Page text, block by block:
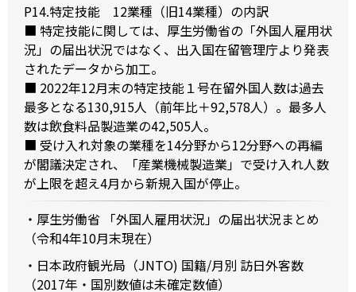
P14.特定技能 12業種（旧14業種）の内訳
■ 特定技能に関しては、厚生労働省の「外国人雇用状
況」の届出状況ではなく、出入国在留管理庁より発表
されたデータから加工。
■ 2022年12月末の特定技能１号在留外国人数は過去
最多となる130,915人（前年比＋92,578人）。最多人
数は飲食料品製造業の42,505人。
​​​​​​​■ 受け入れ対象の業種を14分野から12分野への再編
が閣議決定され、「産業機械製造業」で受け入れ人数
が上限を超え4月から新規入国が停止。
・厚生労働省 「外国人雇用状況」の届出状況まとめ
（令和4年10月末現在）
・日本政府観光局（JNTO) 国籍/月別 訪日外客数
（2017年・国別数値は未確定数値）